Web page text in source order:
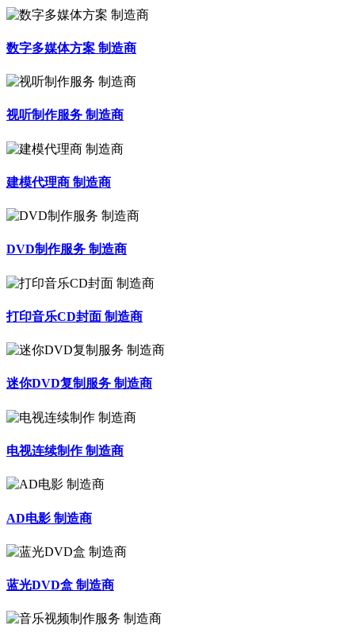
数字多媒体方案 制造商
视听制作服务 制造商
建模代理商 制造商
DVD制作服务 制造商
打印音乐CD封面 制造商
迷你DVD复制服务 制造商
电视连续制作 制造商
AD电影 制造商
蓝光DVD盒 制造商